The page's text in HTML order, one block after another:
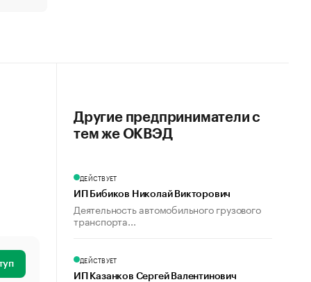
Другие предприниматели с
тем же ОКВЭД
ДЕЙСТВУЕТ
ИП Бибиков Николай Викторович
Деятельность автомобильного грузового
транспорта...
ДЕЙСТВУЕТ
ИП Казанков Сергей Валентинович